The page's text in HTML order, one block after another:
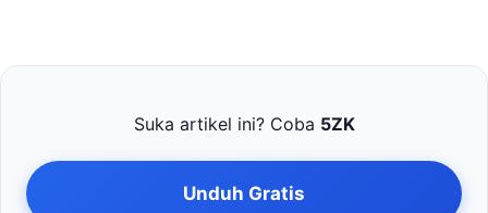
Suka artikel ini? Coba 5ZK
Unduh Gratis